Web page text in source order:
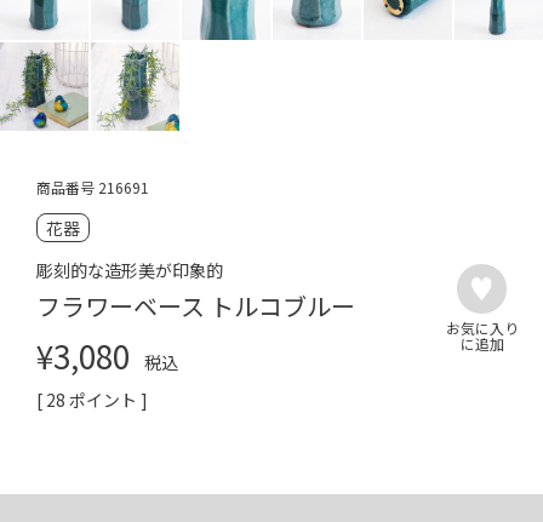
商品番号 216691
花器
彫刻的な造形美が印象的
フラワーベース トルコブルー
¥3,080
税込
[ 28 ポイント ]